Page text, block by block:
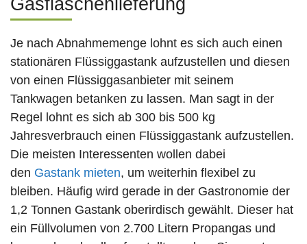
Gasflaschenlieferung
Je nach Abnahmemenge lohnt es sich auch einen
stationären Flüssiggastank aufzustellen und diesen
von einen Flüssiggasanbieter mit seinem
Tankwagen betanken zu lassen. Man sagt in der
Regel lohnt es sich ab 300 bis 500 kg
Jahresverbrauch einen Flüssiggastank aufzustellen.
Die meisten Interessenten wollen dabei
den Gastank mieten, um weiterhin flexibel zu
bleiben. Häufig wird gerade in der Gastronomie der
1,2 Tonnen Gastank oberirdisch gewählt. Dieser hat
ein Füllvolumen von 2.700 Litern Propangas und